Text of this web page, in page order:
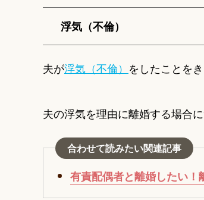
浮気（不倫）
夫が浮気（不倫） をしたことを
夫の浮気を理由に離婚する場合
合わせて読みたい関連記事
有責配偶者と離婚したい